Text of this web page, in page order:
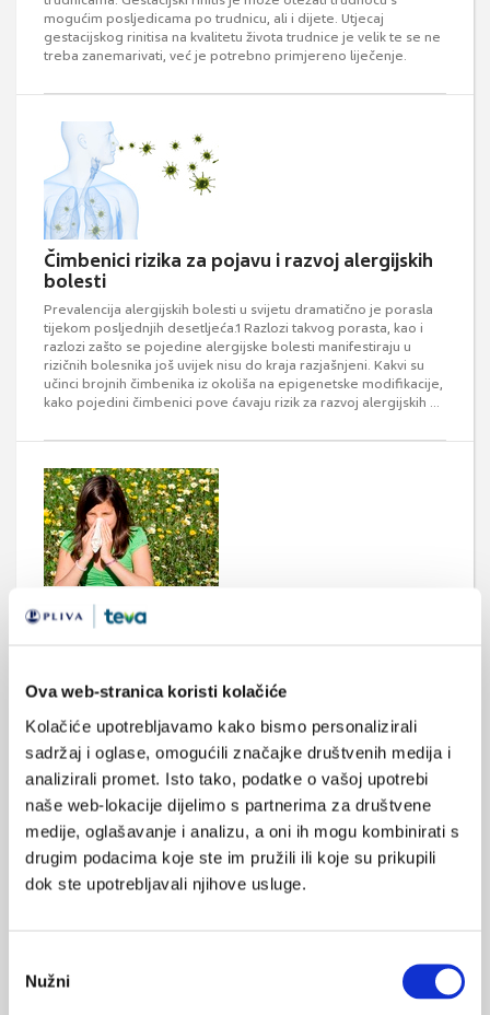
Ova web-stranica koristi kolačiće
Kolačiće upotrebljavamo kako bismo personalizirali
sadržaj i oglase, omogućili značajke društvenih medija i
analizirali promet. Isto tako, podatke o vašoj upotrebi
naše web-lokacije dijelimo s partnerima za društvene
medije, oglašavanje i analizu, a oni ih mogu kombinirati s
drugim podacima koje ste im pružili ili koje su prikupili
dok ste upotrebljavali njihove usluge.
pristanka
Nužni
mogućim posljedicama po trudnicu, ali i dijete. Utjecaj
gestacijskog rinitisa na kvalitetu života trudnice je velik te se ne
treba zanemarivati, već je potrebno primjereno liječenje.
Čimbenici rizika za pojavu i razvoj alergijskih
bolesti
Prevalencija alergijskih bolesti u svijetu dramatično je porasla
tijekom posljednjih desetljeća.1 Razlozi takvog porasta, kao i
razlozi zašto se pojedine alergijske bolesti manifestiraju u
rizičnih bolesnika još uvijek nisu do kraja razjašnjeni. Kakvi su
učinci brojnih čimbenika iz okoliša na epigenetske modifikacije,
kako pojedini čimbenici pove ćavaju rizik za razvoj alergijskih ...
Alergijski rinitis i astma
oboli i drugi organ, a tada su simptomatologija i liječenje teži i
rinitis i astma su sastavnice alergijskog sindroma jedinstvenih ...
Prva ljetna subota je proglašena Međunarodnim danom
ambrozije s ciljem podizanja svijesti i razumijevanja javnosti o